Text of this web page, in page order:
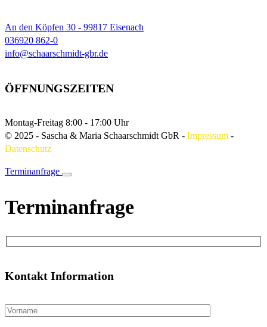
An den Köpfen 30 - 99817 Eisenach
036920 862-0
info@schaarschmidt-gbr.de
ÖFFNUNGSZEITEN
Montag-Freitag 8:00 - 17:00 Uhr
© 2025 - Sascha & Maria Schaarschmidt GbR - Impressum -
Datenschutz
Terminanfrage
Terminanfrage
Kontakt Information